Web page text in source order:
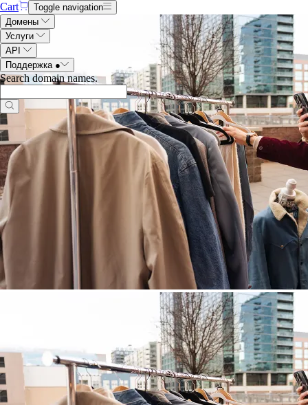
Cart
Toggle navigation
Домены
Услуги
API
Поддержка ●
Search domain names.